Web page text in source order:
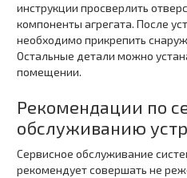
инструкции просверлить
компоненты агрегата. После
необходимо прикрепить
Остальные детали можно
помещении.
Рекомендации по
обслуживанию
Сервисное обслуживание
рекомендует совершать не